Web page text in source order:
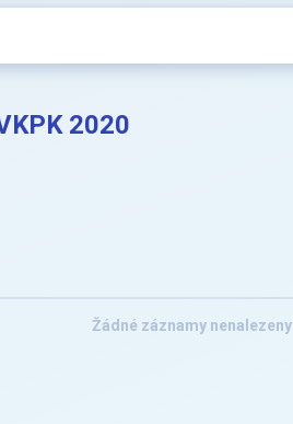
2020
Žádné záznamy nenalezeny